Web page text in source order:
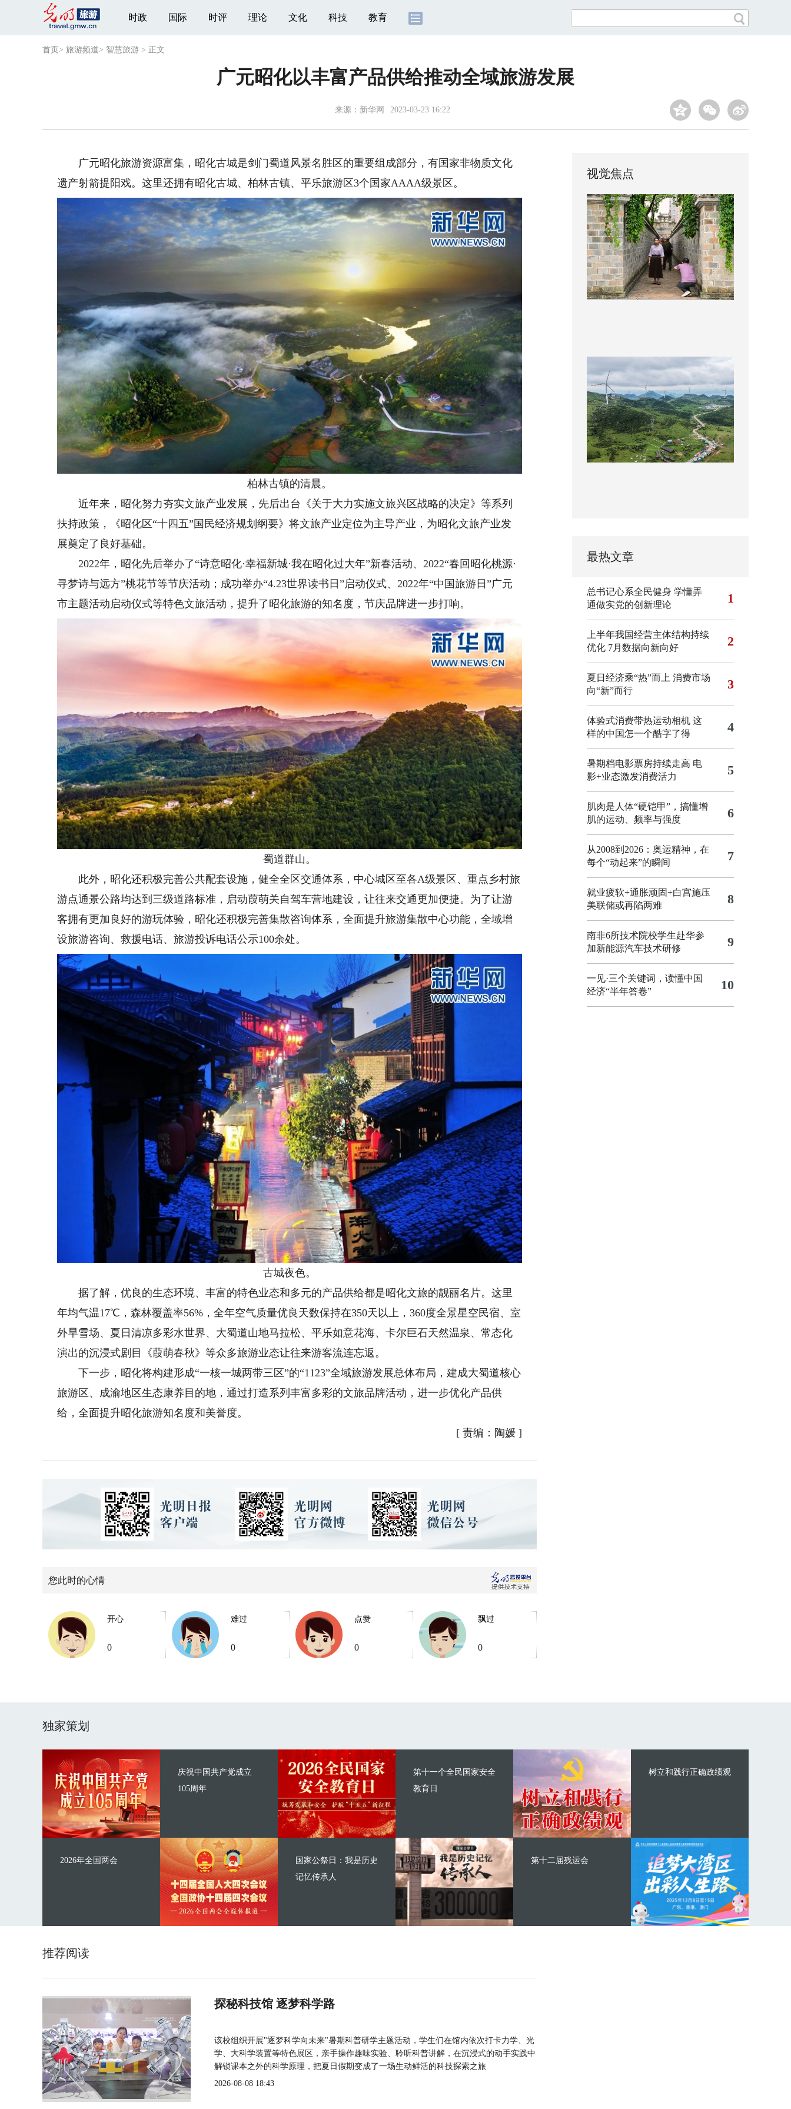
时政 国际 时评 理论 文化 科技 教育
首页 > 旅游频道> 智慧旅游 > 正文
广元昭化以丰富产品供给推动全域旅游发展
来源： 新华网 2023-03-23 16:22
广元昭化旅游资源富集，昭化古城是剑门蜀道风景名胜区的重要组成部分，有国家非物质文化
遗产射箭提阳戏。这里还拥有昭化古城、柏林古镇、平乐旅游区3个国家AAAA级景区。
柏林古镇的清晨。
近年来，昭化努力夯实文旅产业发展，先后出台《关于大力实施文旅兴区战略的决定》等系列
扶持政策，《昭化区“十四五”国民经济规划纲要》将文旅产业定位为主导产业，为昭化文旅产业发
展奠定了良好基础。
2022年，昭化先后举办了“诗意昭化·幸福新城·我在昭化过大年”新春活动、2022“春回昭化桃源·
寻梦诗与远方”桃花节等节庆活动；成功举办“4.23世界读书日”启动仪式、2022年“中国旅游日”广元
市主题活动启动仪式等特色文旅活动，提升了昭化旅游的知名度，节庆品牌进一步打响。
蜀道群山。
此外，昭化还积极完善公共配套设施，健全全区交通体系，中心城区至各A级景区、重点乡村旅
游点通景公路均达到三级道路标准，启动葭萌关自驾车营地建设，让往来交通更加便捷。为了让游
客拥有更加良好的游玩体验，昭化还积极完善集散咨询体系，全面提升旅游集散中心功能，全域增
设旅游咨询、救援电话、旅游投诉电话公示100余处。
古城夜色。
据了解，优良的生态环境、丰富的特色业态和多元的产品供给都是昭化文旅的靓丽名片。这里
年均气温17℃，森林覆盖率56%，全年空气质量优良天数保持在350天以上，360度全景星空民宿、室
外旱雪场、夏日清凉多彩水世界、大蜀道山地马拉松、平乐如意花海、卡尔巨石天然温泉、常态化
演出的沉浸式剧目《葭萌春秋》等众多旅游业态让往来游客流连忘返。
下一步，昭化将构建形成“一核一城两带三区”的“1123”全域旅游发展总体布局，建成大蜀道核心
旅游区、成渝地区生态康养目的地，通过打造系列丰富多彩的文旅品牌活动，进一步优化产品供
给，全面提升昭化旅游知名度和美誉度。
[ 责编：陶媛]
您此时的心情
开心
0
难过
0
点赞
0
飘过
0
视觉焦点
最热文章
总书记心系全民健身 学懂弄
通做实党的创新理论
1
上半年我国经营主体结构持续
优化 7月数据向新向好 2
夏日经济乘“热”而上 消费市场
向“新”而行
3
体验式消费带热运动相机 这
样的中国怎一个酷字了得
4
暑期档电影票房持续走高 电
影+业态激发消费活力
5
肌肉是人体“硬铠甲”，搞懂增
肌的运动、频率与强度
6
从2008到2026：奥运精神，在
每个“动起来”的瞬间
7
就业疲软+通胀顽固+白宫施压
美联储或再陷两难
8
南非6所技术院校学生赴华参
加新能源汽车技术研修
9
一见·三个关键词，读懂中国
经济“半年答卷”
10
独家策划
庆祝中国共产党成立
105周年
2026年全国两会
第十一个全民国家安全
教育日
国家公祭日：我是历史
记忆传承人
树立和践行正确政绩观
第十二届残运会
推荐阅读
探秘科技馆 逐梦科学路
该校组织开展"逐梦科学向未来"暑期科普研学主题活动，学生们在馆内依次打卡力学、光
学、大科学装置等特色展区，亲手操作趣味实验、聆听科普讲解，在沉浸式的动手实践中
解锁课本之外的科学原理，把夏日假期变成了一场生动鲜活的科技探索之旅
2026-08-08 18:43